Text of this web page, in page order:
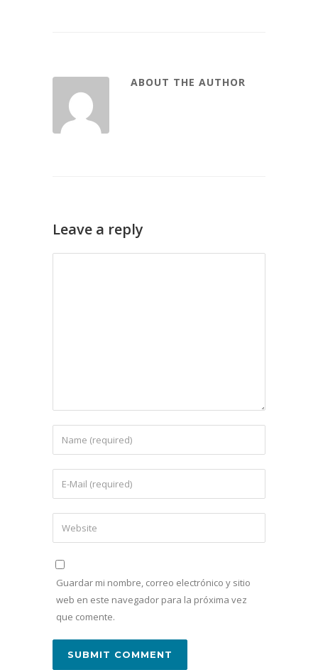
ABOUT THE AUTHOR
Leave a reply
Guardar mi nombre, correo electrónico y sitio
web en este navegador para la próxima vez
que comente.